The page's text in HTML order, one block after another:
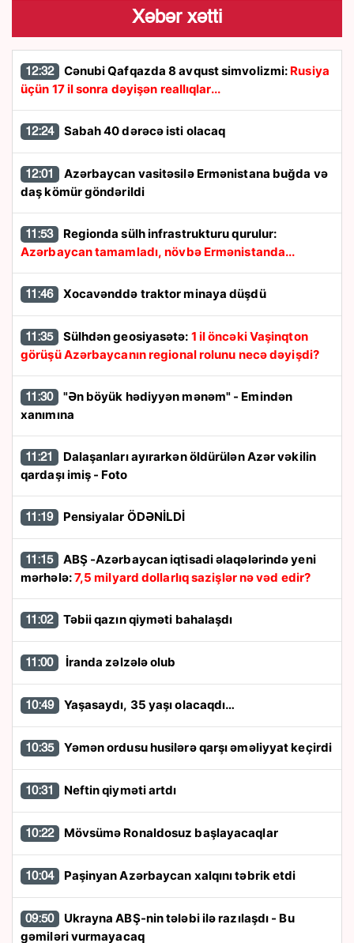
Xəbər xətti
12:32 Cənubi Qafqazda 8 avqust simvolizmi: Rusiya
üçün 17 il sonra dəyişən reallıqlar...
12:24 Sabah 40 dərəcə isti olacaq
12:01
daş kömür göndərildi
11:53
Regionda sülh infrastrukturu qurulur:
Azərbaycan tamamladı, növbə Ermənistanda...
11:46 Xocavənddə traktor minaya düşdü
11:35 Sülhdən geosiyasətə: 1 il öncəki Vaşinqton
görüşü Azərbaycanın regional rolunu necə dəyişdi?
11:30
xanımına
11:21
qardaşı imiş - Foto
11:19 Pensiyalar ÖDƏNİLDİ
11:15
mərhələ:7,5 milyard dollarlıq sazişlər nə vəd edir?
11:02 Təbii qazın qiyməti bahalaşdı
11:00 İranda zəlzələ olub
10:49 Yaşasaydı, 35 yaşı olacaqdı…
10:35 Yəmən ordusu husilərə qarşı əməliyyat keçirdi
10:31 Neftin qiyməti artdı
10:22 Mövsümə Ronaldosuz başlayacaqlar
10:04 Paşinyan Azərbaycan xalqını təbrik etdi
09:50
gəmiləri vurmayacaq